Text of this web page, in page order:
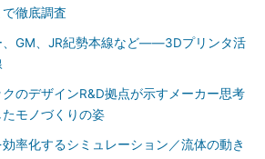
徹底調査
、GM、JR紀勢本線など――3Dプリンタ活
のデザインR&D拠点が示すメーカー思考
モノづくりの姿
率化するシミュレーション／流体の動き